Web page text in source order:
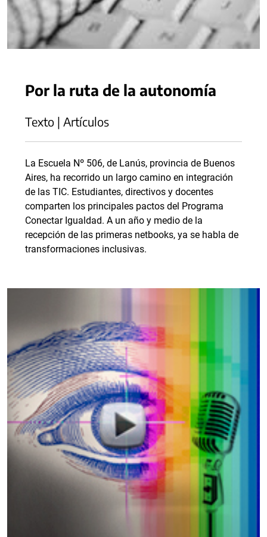
Por la ruta de la autonomía
Texto | Artículos
La Escuela Nº 506, de Lanús, provincia de Buenos
Aires, ha recorrido un largo camino en integración
de las TIC. Estudiantes, directivos y docentes
comparten los principales pactos del Programa
Conectar Igualdad. A un año y medio de la
recepción de las primeras netbooks, ya se habla de
transformaciones inclusivas.